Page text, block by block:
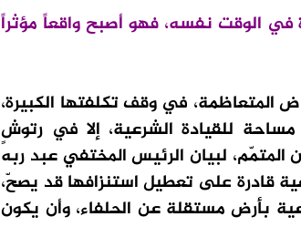
في الوقت نفسه، فهو أصبح واقعاً مؤثراً
المتعاظمة، في وقف تكلفتها الكبيرة،
للقيادة الشرعية، إلا في رتوشٍ
المتمّم، لبيان الرئيس المختفي عبد ربه
قادرة على تعطيل استنزافها قد يصحّ،
بأرض مستقلة عن الحلفاء، وأن يكون